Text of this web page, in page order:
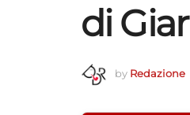
di
by Redazione